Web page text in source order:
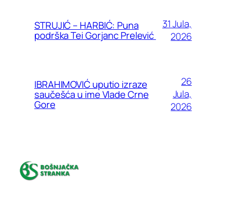
STRUJIĆ – HARBIĆ: Puna
podrška Tei Gorjanc Prelević
31 Jula,
2026
IBRAHIMOVIĆ uputio izraze
saučešća u ime Vlade Crne
Gore
26
Jula,
2026